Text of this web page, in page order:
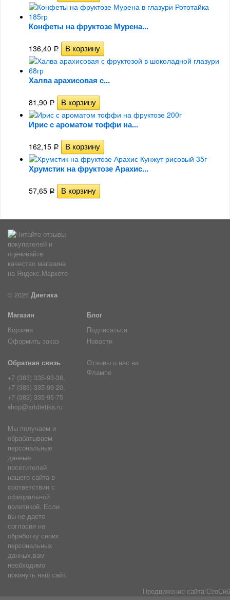
Конфеты на фруктозе Мурена...
136,40 Р
Халва арахисовая с...
81,90 Р
Ирис с ароматом тоффи на...
162,15 Р
Хрумстик на фруктозе Арахис...
57,65 Р
© 2026 Диетика
Магазин
Корзина
Оформить заказ
Блог
Подписаться
Новости
Обратная связь
+7 (383) 335-93-38,
+7 (383) 335-99-20,
+7 (383) 335-95-75
shop@artdietika.ru
Отзывы о нас на
Флампе
Мы получаем и
обрабатываем
персональные
данные
посетителей
нашего сайта в
соответствии с
официальной
политикой. Если
вы не даете
согласия на
обработку своих
персональных
данных,вам
необходимо
покинуть наш сайт.
Продвижение сайта СеоСиб